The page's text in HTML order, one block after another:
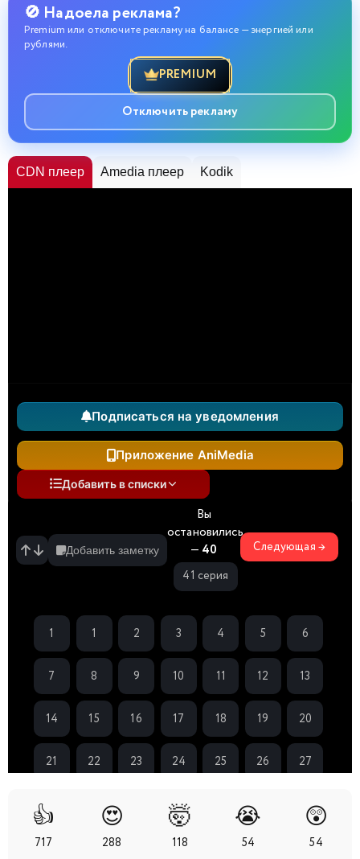
🚫 Надоела реклама?
Premium или отключите рекламу на балансе — энергией или
рублями.
PREMIUM
Отключить рекламу
CDN плеер Amedia плеер Kodik
Подписаться на уведомления
Приложение AniMedia
Добавить в списки
Добавить заметку
Вы
остановились
— 40
41 серия
Следующая →
1
спешл
1 2 3 4 5 6
7 8 9 10 11 12 13
14 15 16 17 18 19 20
21 22 23 24 25 26 27
31 34
35 38 41
👍
717
😍
288
🤯
118
😭
54
😲
54